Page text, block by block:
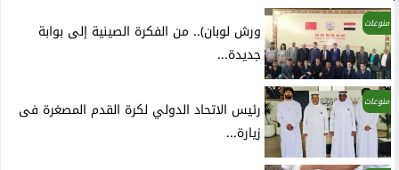
منوعات
ورش لوبان).. من الفكرة الصينية إلى بوابة
جديدة...
منوعات
رئيس الاتحاد الدولي لكرة القدم المصغرة فى
زيارة...